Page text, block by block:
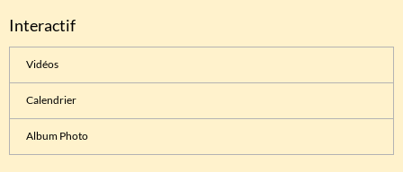
Interactif
Vidéos
Calendrier
Album Photo